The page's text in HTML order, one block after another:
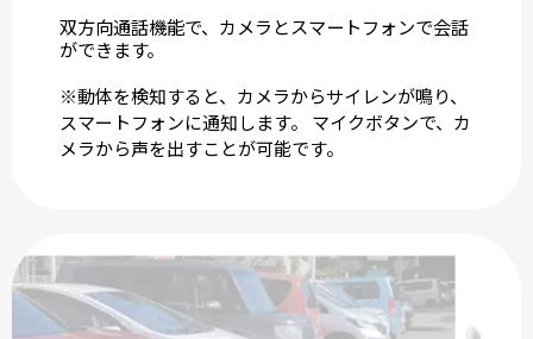
双方向通話機能で、カメラとスマートフォンで会話
ができます。
※動体を検知すると、カメラからサイレンが鳴り、
スマートフォンに通知します。 マイクボタンで、カ
メラから声を出すことが可能です。